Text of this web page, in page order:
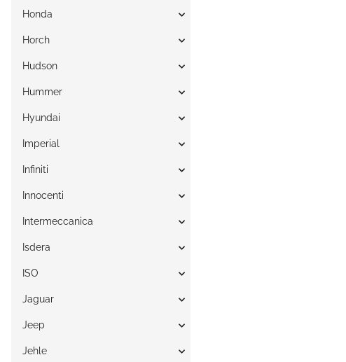
Honda
Horch
Hudson
Hummer
Hyundai
Imperial
Infiniti
Innocenti
Intermeccanica
Isdera
ISO
Jaguar
Jeep
Jehle